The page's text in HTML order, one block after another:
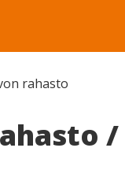
rahasto
/